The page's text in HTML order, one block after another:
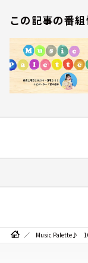
この記事の番
Music Palette♪